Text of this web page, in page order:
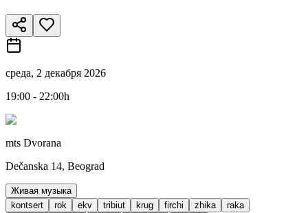
среда, 2 декабря 2026
19:00 - 22:00h
mts Dvorana
Dečanska 14, Beograd
Живая музыка
kontsert
rok ekv tribiut krug firchi zhika
raka